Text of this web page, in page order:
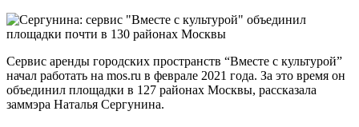
Сервис аренды городских пространств “Вместе с культурой”
начал работать на mos.ru в феврале 2021 года. За это время он
объединил площадки в 127 районах Москвы, рассказала
заммэра Наталья Сергунина.